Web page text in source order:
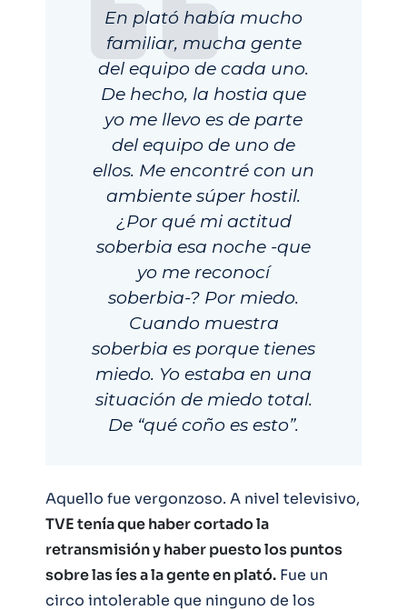
En plató había mucho
familiar, mucha gente
del equipo de cada uno.
De hecho, la hostia que
yo me llevo es de parte
del equipo de uno de
ellos. Me encontré con un
ambiente súper hostil.
¿Por qué mi actitud
soberbia esa noche -que
yo me reconocí
soberbia-? Por miedo.
Cuando muestra
soberbia es porque tienes
miedo. Yo estaba en una
situación de miedo total.
De “qué coño es esto”.
Aquello fue vergonzoso. A nivel televisivo,
TVE tenía que haber cortado la
retransmisión y haber puesto los puntos
sobre las íes a la gente en plató. Fue un
circo intolerable que ninguno de los